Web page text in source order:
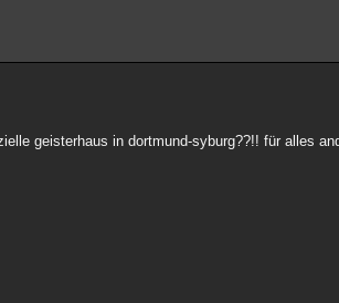
geisterhaus in dortmund-syburg??!! für alles